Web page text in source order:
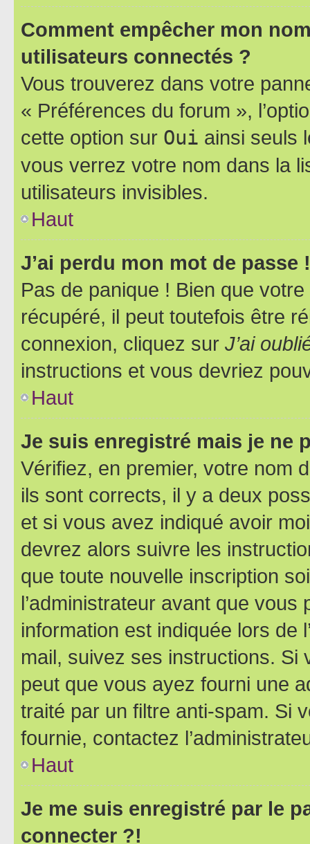
Comment empêcher mon
utilisateurs connectés ?
Vous trouverez dans votre
« Préférences du forum »,
cette option sur Oui ainsi seuls
vous verrez votre nom dans la
utilisateurs invisibles.
Haut
J’ai perdu mon mot de passe !
Pas de panique ! Bien que
récupéré, il peut toutefois être
connexion, cliquez sur J’ai
instructions et vous devriez
Haut
Je suis enregistré mais je ne
Vérifiez, en premier, votre nom
ils sont corrects, il y a deux
et si vous avez indiqué avoir
devrez alors suivre les
que toute nouvelle inscription
l’administrateur avant que
information est indiquée lors de
mail, suivez ses instructions. Si
peut que vous ayez fourni une
traité par un filtre anti-spam. Si
fournie, contactez
Haut
Je me suis enregistré par le
connecter ?!